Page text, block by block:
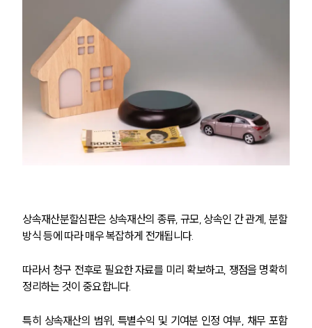
뉴스레터/브로슈어
대륜법률상담예약
대륜법률상담예약
상속재산분할심판은 상속재산의 종류, 규모, 상속인 간 관계, 분할
방식 등에 따라 매우 복잡하게 전개됩니다.
따라서 청구 전후로 필요한 자료를 미리 확보하고, 쟁점을 명확히
정리하는 것이 중요합니다.
특히 상속재산의 범위, 특별수익 및 기여분 인정 여부, 채무 포함